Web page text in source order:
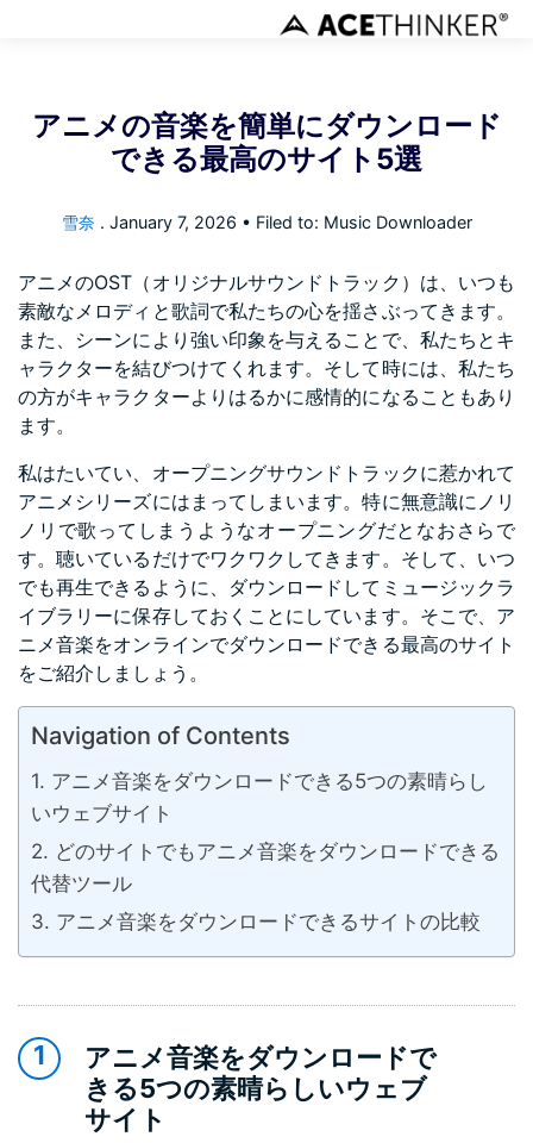
アニメの音楽を簡単にダウンロード
できる最高のサイト5選
雪奈 . January 7, 2026 • Filed to: Music Downloader
アニメのOST（オリジナルサウンドトラック）は、いつも
素敵なメロディと歌詞で私たちの心を揺さぶってきます。
また、シーンにより強い印象を与えることで、私たちとキ
ャラクターを結びつけてくれます。そして時には、私たち
の方がキャラクターよりはるかに感情的になることもあり
ます。
私はたいてい、オープニングサウンドトラックに惹かれて
アニメシリーズにはまってしまいます。特に無意識にノリ
ノリで歌ってしまうようなオープニングだとなおさらで
す。聴いているだけでワクワクしてきます。そして、いつ
でも再生できるように、ダウンロードしてミュージックラ
イブラリーに保存しておくことにしています。そこで、ア
ニメ音楽をオンラインでダウンロードできる最高のサイト
をご紹介しましょう。
Navigation of Contents
アニメ音楽をダウンロードできる5つの素晴らし
いウェブサイト
どのサイトでもアニメ音楽をダウンロードできる
代替ツール
アニメ音楽をダウンロードできるサイトの比較
アニメ音楽をダウンロードで
きる5つの素晴らしいウェブ
サイト